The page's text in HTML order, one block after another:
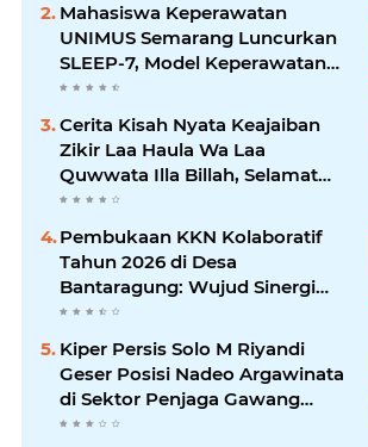
Mahasiswa Keperawatan
UNIMUS Semarang Luncurkan
SLEEP-7, Model Keperawatan
Digital Hibrida Berbasis Riset
untuk Tingkatkan Kualitas Tidur
Pasien Hipertensi
Cerita Kisah Nyata Keajaiban
Zikir Laa Haula Wa Laa
Quwwata Illa Billah, Selamat
dan Membawa Ratusan
Kambing
Pembukaan KKN Kolaboratif
Tahun 2026 di Desa
Bantaragung: Wujud Sinergi
Perguruan Tinggi dalam
Pemberdayaan Masyarakat
Kiper Persis Solo M Riyandi
Geser Posisi Nadeo Argawinata
di Sektor Penjaga Gawang
Timnas Indonesia